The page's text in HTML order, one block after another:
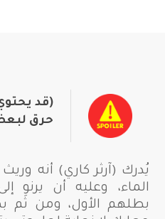
(قد
حرق
يُدرك (آرثر كاري) أنه
الماء، وعليه أن يرنو
بطلهم الأول، ومن ثَم